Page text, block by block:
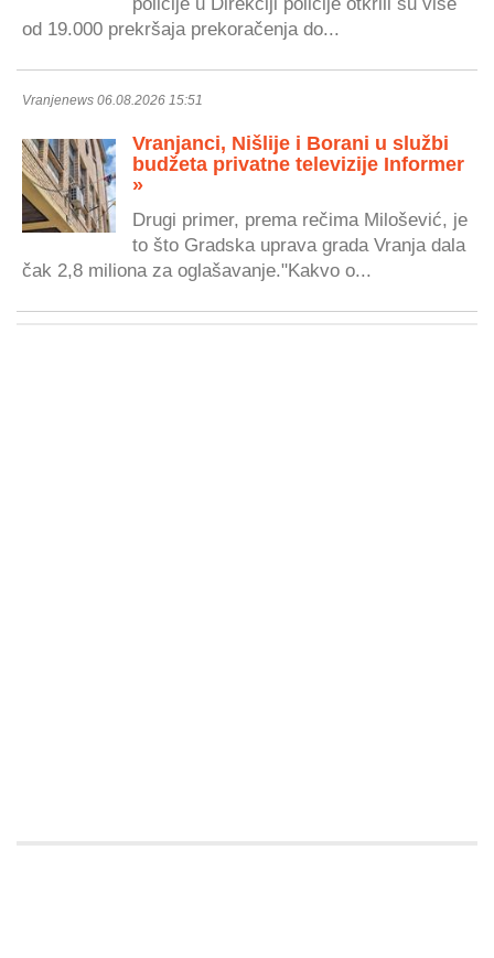
od 19.000 prekršaja prekoračenja do...
Vranjenews 06.08.2026 15:51
Vranjanci, Nišlije i Borani u službi
budžeta privatne televizije Informer
»
Drugi primer, prema rečima Milošević, je
to što Gradska uprava grada Vranja dala
čak 2,8 miliona za oglašavanje."Kakvo o...